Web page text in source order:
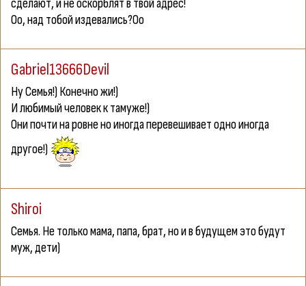
сделают, и не оскорблят в твой адрес!
Оо, над тобой издевались?Оо
Gabriel13666Devil
Ну Семья!) Конечно жи!)
И любимый человек к тамуже!)
Они почти на ровне но иногда перевешивает одно иногда
другое!)
Shiroi
Семья. Не только мама, папа, брат, но и в будущем это будут
муж, дети)